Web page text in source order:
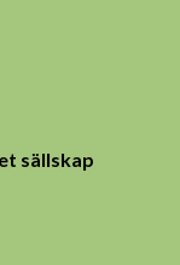
sällskap